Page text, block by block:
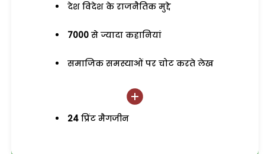
देश विदेश के राजनैतिक मुद्दे
7000 से ज्यादा कहानियां
समाजिक समस्याओं पर चोट करते लेख
24 प्रिंट मैगजीन